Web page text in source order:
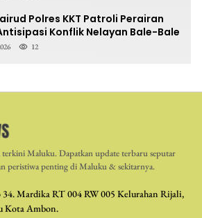
Polres KKT Patroli Perairan
Konflik Nelayan Bale-Bale
12
Maluku. Dapatkan update terbaru seputar
peristiwa penting di Maluku & sekitarnya.
34. Mardika RT 004 RW 005 Kelurahan Rijali,
Kota Ambon.